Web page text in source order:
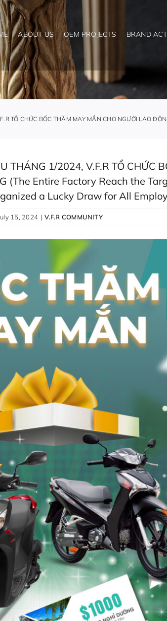
ABOUT US OEM PROJECTS BRAND
TỔ CHỨC BỐC THĂM MAY MẮN CHO NGƯỜI LAO
THÁNG 1/2024, V.F.R TỔ CHỨC
(The Entire Factory Reach the
a Lucky Draw for All
15, 2024 | V.F.R COMMUNITY